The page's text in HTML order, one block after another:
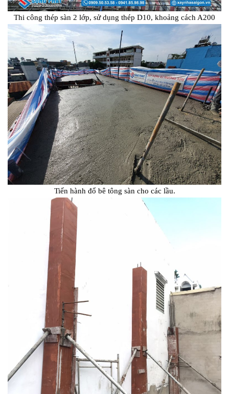
Thi công thép sàn 2 lớp, sử dụng thép D10, khoảng cách A200
Tiến hành đổ bê tông sàn cho các lầu.